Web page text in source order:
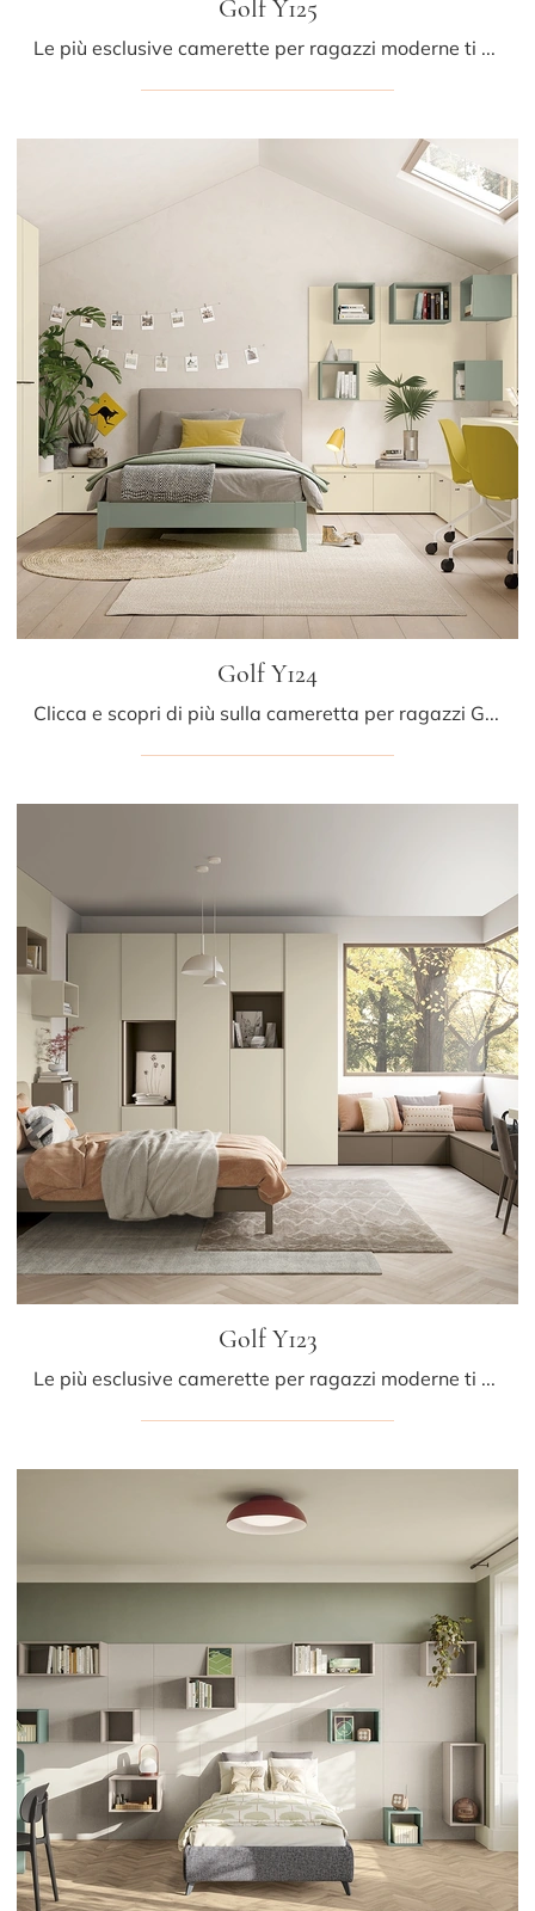
Golf Y125
Le più esclusive camerette per ragazzi moderne ti aspettano! Scopri il modello Golf Y125 di Colombini Casa.
Golf Y124
Clicca e scopri di più sulla cameretta per ragazzi Golf Y124! Le Camerette su misura Colombini Casa ti aspettano.
Golf Y123
Le più esclusive camerette per ragazzi moderne ti aspettano! Scopri il modello Golf Y123 di Colombini Casa.